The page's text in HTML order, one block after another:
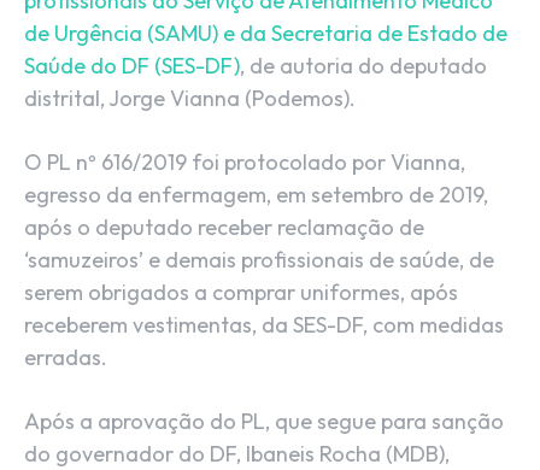
de Urgência (SAMU) e da Secretaria de Estado de
Saúde do DF (SES-DF), de autoria do deputado
distrital, Jorge Vianna (Podemos).
O PL nº 616/2019 foi protocolado por Vianna,
egresso da enfermagem, em setembro de 2019,
após o deputado receber reclamação de
‘samuzeiros’ e demais profissionais de saúde, de
serem obrigados a comprar uniformes, após
receberem vestimentas, da SES-DF, com medidas
erradas.
Após a aprovação do PL, que segue para sanção
do governador do DF, Ibaneis Rocha (MDB),